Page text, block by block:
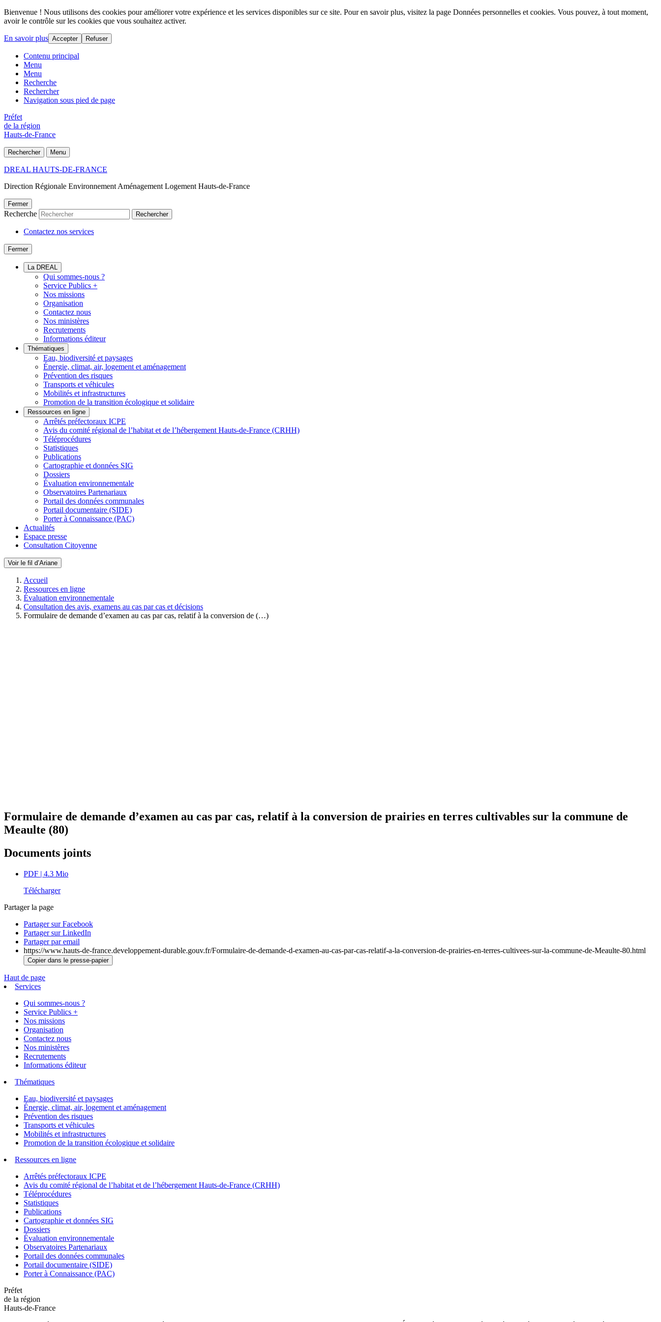
Bienvenue ! Nous utilisons des cookies pour améliorer votre expérience et les services disponibles sur ce site. Pour en savoir plus, visitez la page Données personnelles et cookies. Vous pouvez, à tout moment,
avoir le contrôle sur les cookies que vous souhaitez activer.
En savoir plus Accepter Refuser
Contenu principal
Menu
Menu
Recherche
Rechercher
Navigation sous pied de page
Préfet
de la région
Hauts-de-France
Rechercher Menu
DREAL HAUTS-DE-FRANCE
Direction Régionale Environnement Aménagement Logement Hauts-de-France
Fermer
Recherche Rechercher
Contactez nos services
Fermer
La DREAL
Qui sommes-nous ?
Service Publics +
Nos missions
Organisation
Contactez nous
Nos ministères
Recrutements
Informations éditeur
Thématiques
Eau, biodiversité et paysages
Énergie, climat, air, logement et aménagement
Prévention des risques
Transports et véhicules
Mobilités et infrastructures
Promotion de la transition écologique et solidaire
Ressources en ligne
Arrêtés préfectoraux ICPE
Avis du comité régional de l’habitat et de l’hébergement Hauts-de-France (CRHH)
Téléprocédures
Statistiques
Publications
Cartographie et données SIG
Dossiers
Évaluation environnementale
Observatoires Partenariaux
Portail des données communales
Portail documentaire (SIDE)
Porter à Connaissance (PAC)
Actualités
Espace presse
Consultation Citoyenne
Voir le fil d’Ariane
Accueil
Ressources en ligne
Évaluation environnementale
Consultation des avis, examens au cas par cas et décisions
Formulaire de demande d’examen au cas par cas, relatif à la conversion de (…)
Formulaire de demande d’examen au cas par cas, relatif à la conversion de prairies en terres cultivables sur la commune de
Meaulte (80)
Documents joints
PDF | 4.3 Mio
Télécharger
Partager la page
Partager sur Facebook
Partager sur LinkedIn
Partager par email
https://www.hauts-de-france.developpement-durable.gouv.fr/Formulaire-de-demande-d-examen-au-cas-par-cas-relatif-a-la-conversion-de-prairies-en-terres-cultivees-sur-la-commune-de-Meaulte-80.html
Copier dans le presse-papier
Haut de page
Services
Qui sommes-nous ?
Service Publics +
Nos missions
Organisation
Contactez nous
Nos ministères
Recrutements
Informations éditeur
Thématiques
Eau, biodiversité et paysages
Énergie, climat, air, logement et aménagement
Prévention des risques
Transports et véhicules
Mobilités et infrastructures
Promotion de la transition écologique et solidaire
Ressources en ligne
Arrêtés préfectoraux ICPE
Avis du comité régional de l’habitat et de l’hébergement Hauts-de-France (CRHH)
Téléprocédures
Statistiques
Publications
Cartographie et données SIG
Dossiers
Évaluation environnementale
Observatoires Partenariaux
Portail des données communales
Portail documentaire (SIDE)
Porter à Connaissance (PAC)
Préfet
de la région
Hauts-de-France